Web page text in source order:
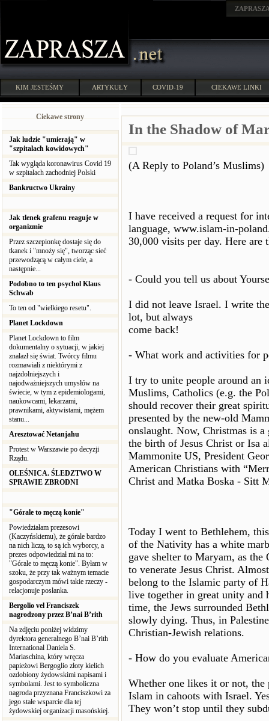
KIM JESTEŚMY ARTYKUŁY COVID-19 CIEKAWE LINKI
Ciekawe strony
Jak ludzie "umierają" w
"szpitalach kowidowych"
Tak wygląda koronawirus Covid 19
w szpitalach zachodniej Polski
Bankructwo Ukrainy
Jak tlenek grafenu reaguje w
organizmie
Przez szczepionkę dostaje się do
tkanek i "mnoży się", tworząc sieć
przewodzącą w całym ciele, a
następnie...
Podobno to ten psychol Klaus
Schwab
To ten od "wielkiego resetu".
Planet Lockdown
Planet Lockdown to film
dokumentalny o sytuacji, w jakiej
znalazł się świat. Twórcy filmu
rozmawiali z niektórymi z
najzdolniejszych i
najodważniejszych umysłów na
świecie, w tym z epidemiologami,
naukowcami, lekarzami,
prawnikami, aktywistami, mężem
stanu...
Aresztować Netanjahu
Protest w Warszawie po decyzji
Rządu.
OLEŚNICA. ŚLEDZTWO W
SPRAWIE ZBRODNI
"Górale to męczą konie"
Powiedziałam prezesowi
(Kaczyńskiemu), że górale bardzo
na nich liczą, to są ich wyborcy, a
prezes odpowiedział mi na to:
"Górale to męczą konie". Byłam w
szoku, że przy tak ważnym temacie
gospodarczym mówi takie rzeczy -
relacjonuje posłanka.
Bergolio vel Franciszek
nagrodzony przez B’nai B’rith
Na zdjęciu poniżej widzimy
dyrektora generalnego B’nai B’rith
International Daniela S.
Mariaschina, który wręcza
papieżowi Bergoglio złoty kielich
ozdobiony żydowskimi napisami i
symbolami. Jest to symboliczna
nagroda przyznana Franciszkowi za
jego stałe wsparcie dla tej
żydowskiej organizacji masońskiej.
In the Shadow of
(A Reply to Poland’s Muslims)
I have received a request for
language, www.islam-in-
30,000 visits per day. Here are
- Could you tell us about
I did not leave Israel. I write
lot, but always
come back!
- What work and activities for
I try to unite people around an
Muslims, Catholics (e.g. the
should recover their great
presented by the new-old
onslaught. Now, Christmas is
the birth of Jesus Christ or Isa
Mammonite US, President
American Christians with
Christ and Matka Boska - Sitt
Today I went to Bethlehem,
of the Nativity has a white
gave shelter to Maryam, as
to venerate Jesus Christ.
belong to the Islamic party of
live together in great unity and
time, the Jews surrounded
slowly dying. Thus, in
Christian-Jewish relations.
- How do you evaluate
Whether one likes it or not, the
Islam in cahoots with Israel.
They won’t stop until they